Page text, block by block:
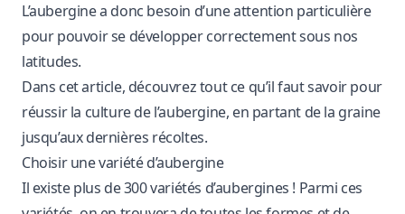
L’aubergine a donc besoin d’une attention particulière
pour pouvoir se développer correctement sous nos
latitudes.
Dans cet article, découvrez tout ce qu’il faut savoir pour
réussir la culture de l’aubergine, en partant de la graine
jusqu’aux dernières récoltes.
Choisir une variété d’aubergine
Il existe plus de 300 variétés d’aubergines ! Parmi ces